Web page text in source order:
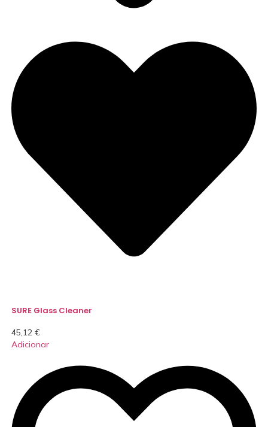
SURE Glass Cleaner
45,12 €
Adicionar